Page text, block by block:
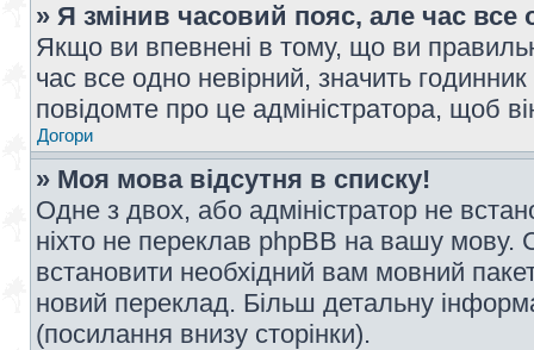
» Я змінив часовий пояс, але час все
Якщо ви впевнені в тому, що ви
час все одно невірний, значить
повідомте про це адміністратора, щоб
Догори
» Моя мова відсутня в списку!
Одне з двох, або адміністратор не
ніхто не переклав phpBB на вашу мову.
встановити необхідний вам мовний
новий переклад. Більш детальну
(посилання внизу сторінки).